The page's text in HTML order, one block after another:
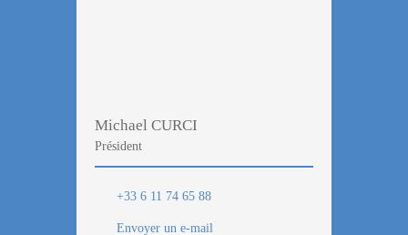
Michael CURCI
Président
+33 6 11 74 65 88
Envoyer un e-mail